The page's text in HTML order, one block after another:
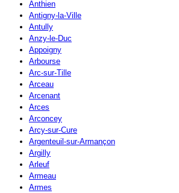
Anthien
Antigny-la-Ville
Antully
Anzy-le-Duc
Appoigny
Arbourse
Arc-sur-Tille
Arceau
Arcenant
Arces
Arconcey
Arcy-sur-Cure
Argenteuil-sur-Armançon
Argilly
Arleuf
Armeau
Armes